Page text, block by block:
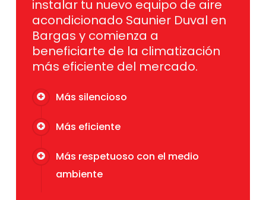
instalar tu nuevo equipo de aire
acondicionado Saunier Duval en
Bargas y comienza a
beneficiarte de la climatización
más eficiente del mercado.
Más silencioso
Más eficiente
Más respetuoso con el medio
ambiente